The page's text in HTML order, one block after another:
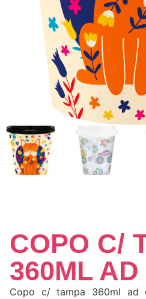
COPO C/
360ML AD
Copo c/ tampa 360ml ad